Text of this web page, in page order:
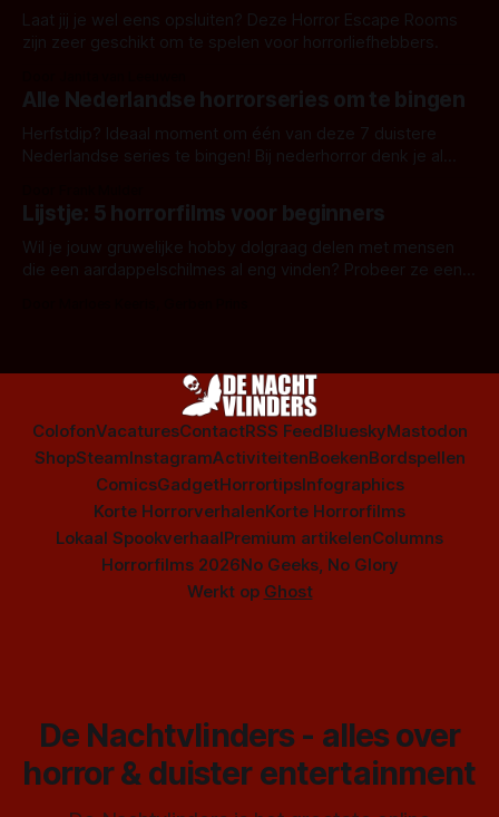
Laat jij je wel eens opsluiten? Deze Horror Escape Rooms
zijn zeer geschikt om te spelen voor horrorliefhebbers.
Alle Nederlandse horrorseries om te bingen
Herfstdip? Ideaal moment om één van deze 7 duistere
Nederlandse series te bingen! Bij nederhorror denk je al
Amsterdamned of The Johnsons. Maar Nederlandse horror
is niet beperkt tot films. Hier een aantal Nederlandse tv-
series uit het duistere of horrorgenre. Als
Lijstje: 5 horrorfilms voor beginners
Wil je jouw gruwelijke hobby dolgraag delen met mensen
die een aardappelschilmes al eng vinden? Probeer ze eens
ColofonVacaturesContactRSS FeedBlueskyMastodon
ShopSteamInstagramActiviteitenBoekenBordspellen
ComicsGadgetHorrortipsInfographics
Korte HorrorverhalenKorte Horrorfilms
Lokaal SpookverhaalPremium artikelenColumns
Horrorfilms 2026No Geeks, No Glory
Werkt op Ghost
De Nachtvlinders - alles over
horror & duister entertainment